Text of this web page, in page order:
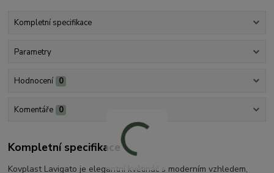
Kompletní specifikace
Parametry
Hodnocení 0
Komentáře 0
Kompletní specifikace
Kovplast Lavigato je elegantní květináč s moderním vzhledem,